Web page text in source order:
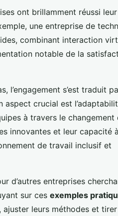
ont brillamment réussi leur
une entreprise de
combinant interaction
notable de la
l’engagement s’est traduit
crucial est
à travers le changement
innovantes et leur capacité à
de travail inclusif et
d’autres entreprises
sur ces exemples
leurs méthodes et